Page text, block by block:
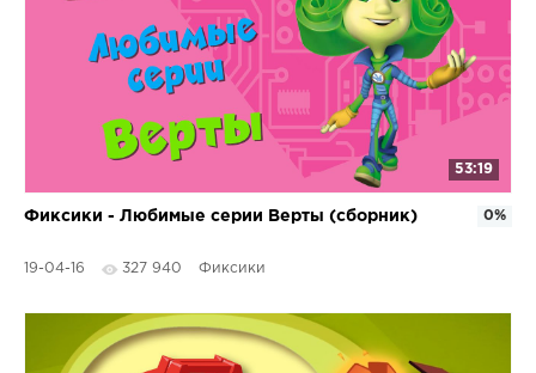
53:19
Фиксики - Любимые серии Верты (сборник)
19-04-16 327 940 Фиксики
0%